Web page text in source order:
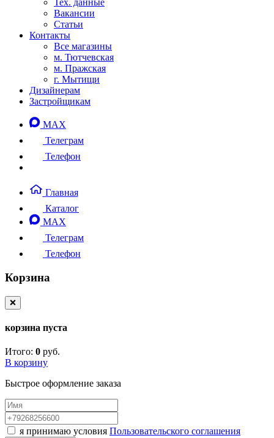
Тех. данные
Вакансии
Статьи
Контакты
Все магазины
м. Тютчевская
м. Пражская
г. Мытищи
Дизайнерам
Застройщикам
MAX
Телеграм
Телефон
Главная
Каталог
MAX
Телеграм
Телефон
Корзина
❌
корзина пуста
Итого: 0 руб.
В корзину
Быстрое оформление заказа
я принимаю условия Пользовательского соглашения